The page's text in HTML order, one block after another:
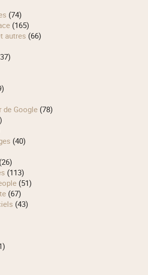
(74)
(165)
autres (66)
de Google (78)
(40)
(26)
(113)
(51)
(67)
(43)